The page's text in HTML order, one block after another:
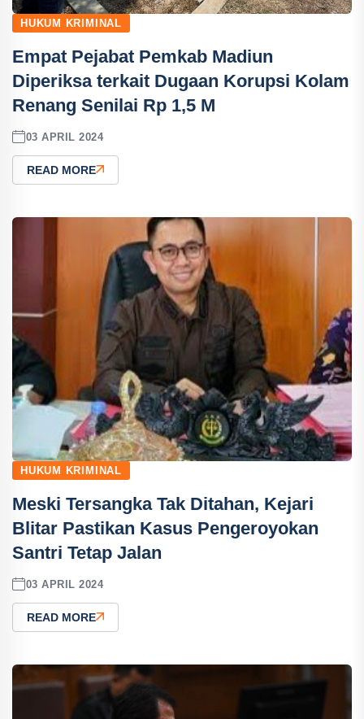
HUKUM KRIMINAL
Empat Pejabat Pemkab Madiun
Diperiksa terkait Dugaan Korupsi Kolam
Renang Senilai Rp 1,5 M
03 APRIL 2024
READ MORE
HUKUM KRIMINAL
Meski Tersangka Tak Ditahan, Kejari
Blitar Pastikan Kasus Pengeroyokan
Santri Tetap Jalan
03 APRIL 2024
READ MORE